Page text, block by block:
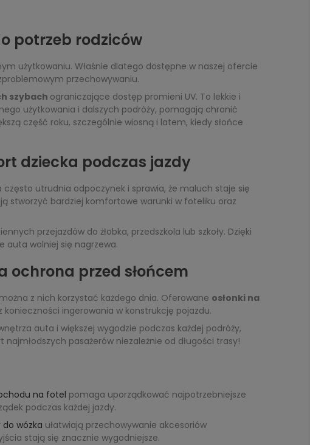
potrzeb rodziców
użytkowaniu. Właśnie dlatego dostępne w naszej ofercie
przechowywaniu.
szybach ograniczające dostęp promieni UV. To lekkie i
użytkowania i dalszych podróży, pomagają chronić
część roku, szczególnie wiosną i latem, kiedy słońce
dziecka podczas jazdy
często utrudnia odpoczynek i sprawia, że maluch staje się
stworzyć bardziej komfortowe warunki w foteliku oraz
przejazdów do żłobka, przedszkola lub szkoły. Dzięki
auta wolniej się nagrzewa.
ochrona przed słońcem
z nich korzystać każdego dnia. Oferowane osłonki na
ingerowania w konstrukcję pojazdu.
auta i większej wygodzie podczas każdej podróży,
pasażerów niezależnie od długości trasy!
na fotel pomaga uporządkować najpotrzebniejsze
podczas każdej jazdy.
wózka ułatwiają przechowywanie akcesoriów
stają się znacznie wygodniejsze.